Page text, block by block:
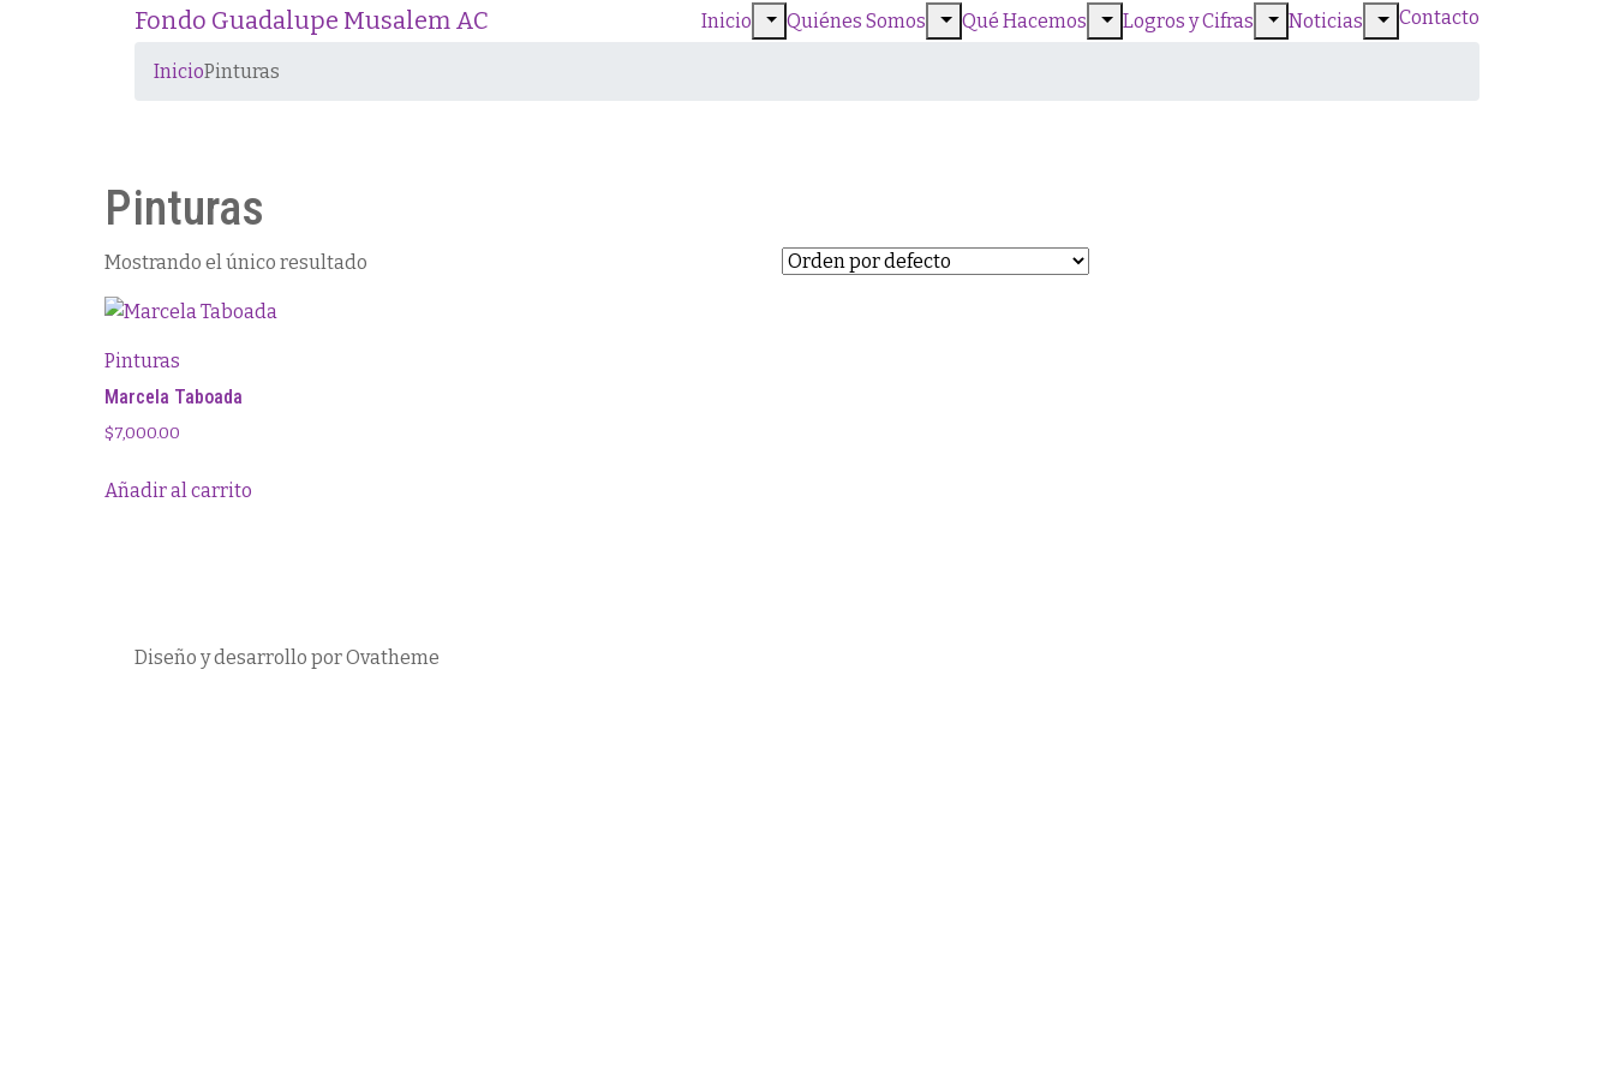
Fondo Guadalupe Musalem AC Inicio Quiénes Somos Qué Hacemos Logros y Cifras Noticias Contacto
InicioPinturas
Pinturas
Mostrando el único resultado
Pinturas
Marcela Taboada
$7,000.00
Añadir al carrito
Diseño y desarrollo por Ovatheme